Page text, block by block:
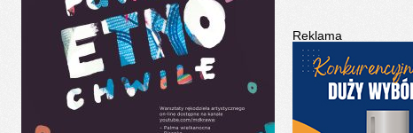
Reklama